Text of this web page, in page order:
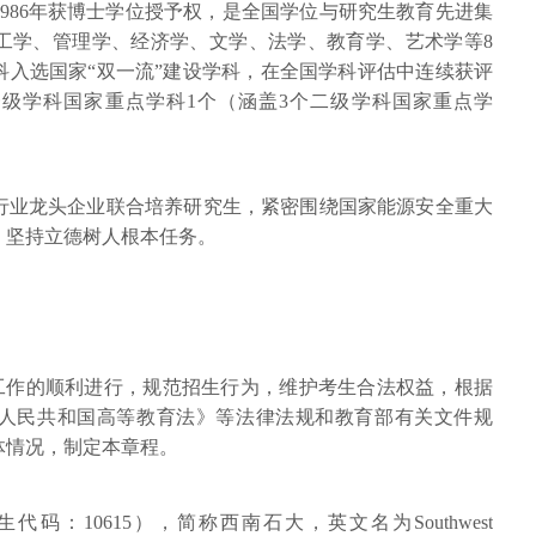
年获博士学位授予权，是全国学位与研究生教育先进集
学、管理学、经济学、文学、法学、教育学、艺术学等8
选国家“双一流”建设学科，在全国学科评估中连续获评
学科国家重点学科1个（涵盖3个二级学科国家重点学
龙头企业联合培养研究生，紧密围绕国家能源安全重大
持立德树人根本任务。
的顺利进行，规范招生行为，维护考生合法权益，根据
民共和国高等教育法》等法律法规和教育部有关文件规
况，制定本章程。
码：10615），简称西南石大，英文名为Southwest